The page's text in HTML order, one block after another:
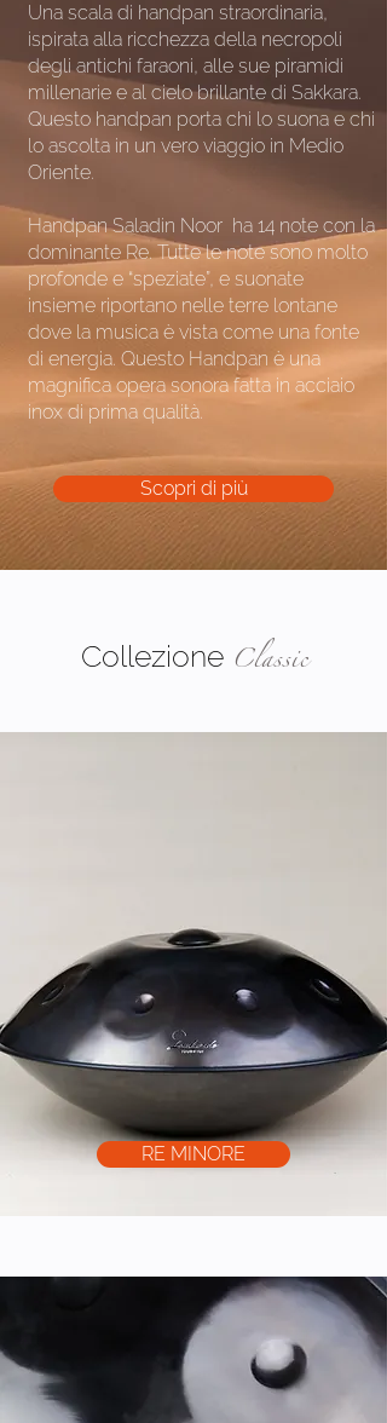
Una scala di handpan straordinaria,
ispirata alla ricchezza della necropoli
degli antichi faraoni, alle sue piramidi
millenarie e al cielo brillante di Sakkara.
Questo handpan porta chi lo suona e chi
lo ascolta in un vero viaggio in Medio
Oriente.
Handpan Saladin Noor ha 14 note con la
dominante Re. Tutte le note sono molto
profonde e “speziate”, e suonate
insieme riportano nelle terre lontane
dove la musica è vista come una fonte
di energia. Questo Handpan è una
magnifica opera sonora fatta in acciaio
inox di prima qualità.
Scopri di più
Collezione Classic
RE MINORE